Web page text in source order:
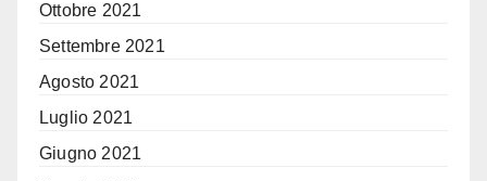
Ottobre 2021
Settembre 2021
Agosto 2021
Luglio 2021
Giugno 2021